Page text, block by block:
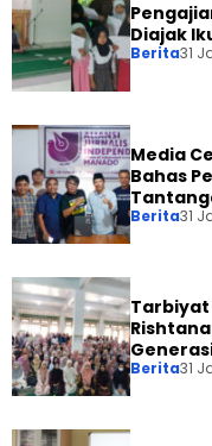
Diajak
Berita31
Media
Bahas
Berita31
Tarbiyat
Berita31